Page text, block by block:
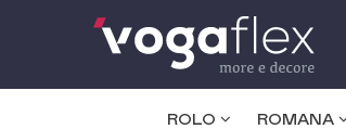
ROLO ROMANA